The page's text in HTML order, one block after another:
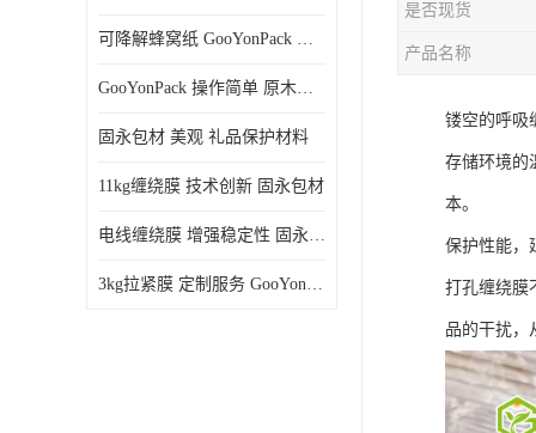
可降解蜂窝纸 GooYonPack 循环使用
GooYonPack 操作简单 原木浆蜂巢网格纸
固永包材 美观 礼品保护材料
11kg缠绕膜 技术创新 固永包材
电线缠绕膜 增强稳定性 固永包材
3kg拉紧膜 定制服务 GooYonPack
是否现货
产品名称
镂空的呼吸
存储环境的
本。
保护性能，
打孔缠绕膜
品的干扰，